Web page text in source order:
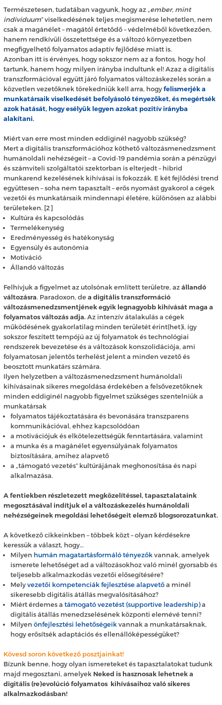
Természetesen, tudatában vagyunk, hogy az „ember, mint
individuum” viselkedésének teljes megismerése lehetetlen, nem
csak a magánélet – magától értetődő – védelméből következően,
hanem rendkívüli összetettsége és a változó környezetben
megfigyelhető folyamatos adaptív fejlődése miatt is.
Azonban itt is érvényes, hogy sokszor nem az a fontos, hogy hol
tartunk, hanem hogy milyen irányba indultunk el! Azaz a digitális
transzformációval együtt járó folyamatos változáskezelés során a
közvetlen vezetőknek törekedniük kell arra, hogyfelismerjék a
munkatársaik viselkedését befolyásoló tényezőket, és megértsék
azok hatását, hogy esélyük legyen azokat pozitív irányba
alakítani.
Miért van erre most minden eddiginél nagyobb szükség?
Mert a digitális transzformációhoz köthető változásmenedzsment
humánoldali nehézségeit – a Covid-19 pandémia során a pénzügyi
és számviteli szolgáltatói szektorban is elterjedt – hibrid
munkarend kezelésének kihívásai is fokozzák. E két fejlődési trend
együttesen – soha nem tapasztalt – erős nyomást gyakorol a cégek
vezetői és munkatársaik mindennapi életére, különösen az alábbi
területeken. [2]
Kultúra és kapcsolódás
Termelékenység
Eredményesség és hatékonyság
Egyensúly és autonómia
Motiváció
Állandó változás
Felhívjuk a figyelmet az utolsónak említett területre, azállandó
változásra. Paradoxon, dea digitális transzformáció
változásmenedzsmentjének egyik legnagyobb kihívását maga a
folyamatos változás adja.Az intenzív átalakulás a cégek
működésének gyakorlatilag minden területét érint(het)i, így
sokszor feszített tempójú az új folyamatok és technológiai
rendszerek bevezetése és a változások konszolidációja, ami
folyamatosan jelentős terhelést jelent a minden vezető és
beosztott munkatárs számára.
Ilyen helyzetben a változásmenedzsment humánoldali
kihívásainak sikeres megoldása érdekében a felsővezetőknek
minden eddiginél nagyobb figyelmet szükséges szentelniük a
munkatársak
folyamatos tájékoztatására és bevonására transzparens
kommunikációval, ehhez kapcsolódóan
a motivációjuk és elkötelezettségük fenntartására, valamint
a munka és a magánélet egyensúlyának folyamatos
biztosítására, amihez alapvető
a „támogató vezetés” kultúrájának meghonosítása és napi
alkalmazása.
A fentiekben részletezett megközelítéssel, tapasztalataink
megosztásával indítjuk el a változáskezelés humánoldali
nehézségeinek megoldási lehetőségeit elemző blogsorozatunkat.
A következő cikkeinkben – többek közt – olyan kérdésekre
keressük a választ, hogy…
Milyen humán magatartásformáló tényezőkvannak, amelyek
ismerete lehetőséget ad a változásokhoz való minél gyorsabb és
teljesebb alkalmazkodás vezetői elősegítésére?
Melyvezetői kompetenciák fejlesztése alapvetőa minél
sikeresebb digitális átállás megvalósításához?
Miért érdemes a támogató vezetést (supportive leadership)a
digitális átállás menedzselésének központi elemévé tenni?
Milyen önfejlesztési lehetőségeikvannak a munkatársaknak,
hogy erősítsék adaptációs és ellenállóképességüket?
Kövesd soron következő posztjainkat!
Bízunk benne, hogy olyan ismereteket és tapasztalatokat tudunk
majd megosztani, amelyek Neked is hasznosak lehetnek a
digitális (re)evolúció folyamatos kihívásaihoz való sikeres
alkalmazkodásban!